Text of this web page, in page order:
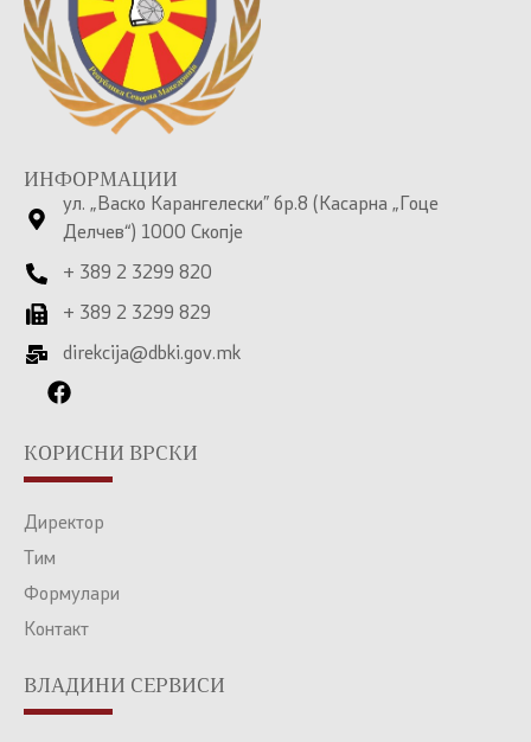
ИНФОРМАЦИИ
ул. „Васко Карангелески” бр.8 (Касарна „Гоце
Делчев“) 1000 Скопје
+ 389 2 3299 820
+ 389 2 3299 829
direkcija@dbki.gov.mk
КОРИСНИ ВРСКИ
Директор
Тим
Формулари
Контакт
ВЛАДИНИ СЕРВИСИ